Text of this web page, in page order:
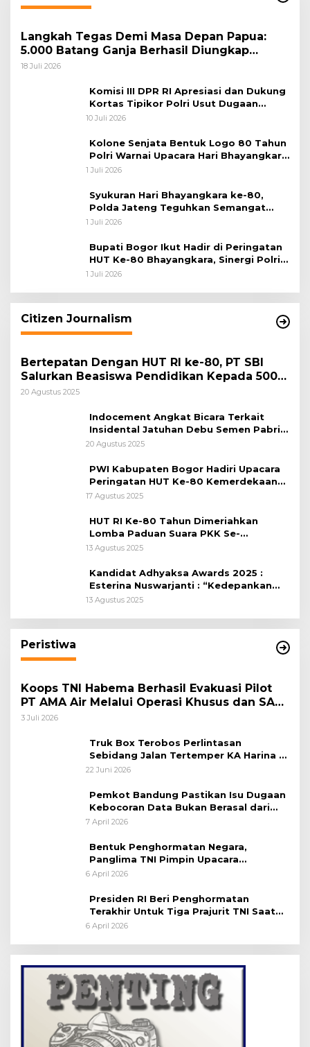
Langkah Tegas Demi Masa Depan Papua:
5.000 Batang Ganja Berhasil Diungkap
Koops TNI Habema
18 Juli 2026
Komisi III DPR RI Apresiasi dan Dukung
Kortas Tipikor Polri Usut Dugaan
Korupsi Batu Bara
10 Juli 2026
Kolone Senjata Bentuk Logo 80 Tahun
Polri Warnai Upacara Hari Bhayangkara
ke-80
1 Juli 2026
Syukuran Hari Bhayangkara ke-80,
Polda Jateng Teguhkan Semangat
Pengabdian dan Pererat Kebersamaan
1 Juli 2026
Bupati Bogor Ikut Hadir di Peringatan
HUT Ke-80 Bhayangkara, Sinergi Polri
dan Pemkab Bogor Jadi Kunci Menjaga
1 Juli 2026
Citizen Journalism
Bertepatan Dengan HUT RI ke-80, PT SBI
Salurkan Beasiswa Pendidikan Kepada 500
Pelajar
20 Agustus 2025
Indocement Angkat Bicara Terkait
Insidental Jatuhan Debu Semen Pabrik
Citeureup
20 Agustus 2025
PWI Kabupaten Bogor Hadiri Upacara
Peringatan HUT Ke-80 Kemerdekaan
RI, di Lapangan Tegar Beriman
17 Agustus 2025
HUT RI Ke-80 Tahun Dimeriahkan
Lomba Paduan Suara PKK Se-
Kabupaten Bogor
13 Agustus 2025
Kandidat Adhyaksa Awards 2025 :
Esterina Nuswarjanti : “Kedepankan
Keadilan Restoratif Wujudkan
13 Agustus 2025
Peristiwa
Koops TNI Habema Berhasil Evakuasi Pilot
PT AMA Air Melalui Operasi Khusus dan SAR
Taktis
3 Juli 2026
Truk Box Terobos Perlintasan
Sebidang Jalan Tertemper KA Harina di
Jalan Stasiun Poncol-Jrakah Semarang
22 Juni 2026
Pemkot Bandung Pastikan Isu Dugaan
Kebocoran Data Bukan Berasal dari
Server Disdukcapil
7 April 2026
Bentuk Penghormatan Negara,
Panglima TNI Pimpin Upacara
Pemakaman Militer
6 April 2026
Presiden RI Beri Penghormatan
Terakhir Untuk Tiga Prajurit TNI Saat
Persemayaman di Bandara Soekarno-
6 April 2026